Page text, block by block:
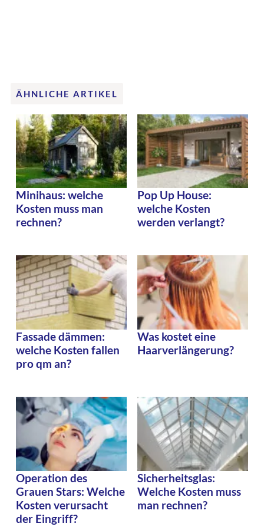
ÄHNLICHE ARTIKEL
Minihaus: welche
Kosten muss man
rechnen?
Pop Up House:
welche Kosten
werden verlangt?
Fassade dämmen:
welche Kosten fallen
pro qm an?
Was kostet eine
Haarverlängerung?
Operation des
Grauen Stars: Welche
Kosten verursacht
der Eingriff?
Sicherheitsglas:
Welche Kosten muss
man rechnen?